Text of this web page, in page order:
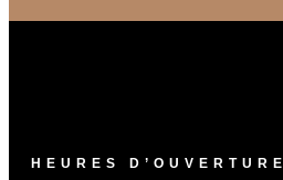
HEURES D’OUVERTURE